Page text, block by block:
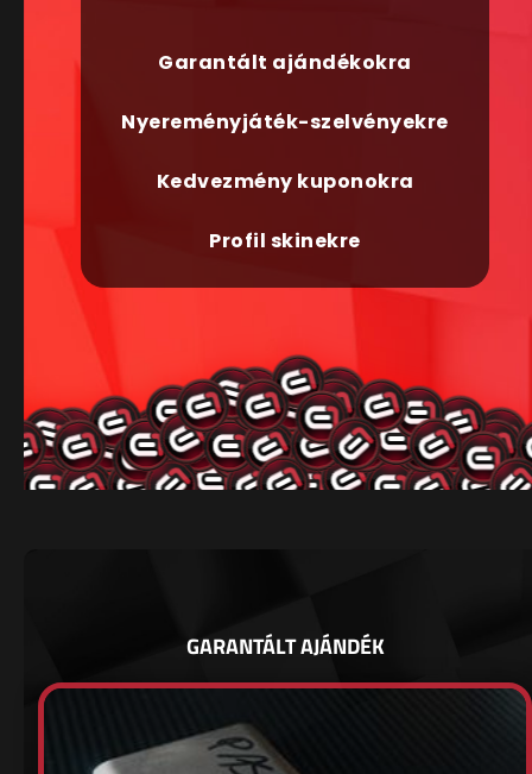
Garantált ajándékokra
Nyereményjáték-szelvényekre
Kedvezmény kuponokra
Profil skinekre
GARANTÁLT AJÁNDÉK